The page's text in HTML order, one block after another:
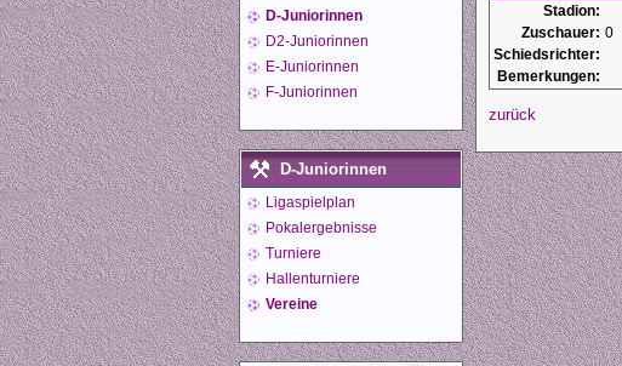
D-Juniorinnen
D2-Juniorinnen
E-Juniorinnen
F-Juniorinnen
D-Juniorinnen
Ligaspielplan
Pokalergebnisse
Turniere
Hallenturniere
Vereine
Stadion:
Zuschauer: 0
Schiedsrichter:
Bemerkungen:
zurück